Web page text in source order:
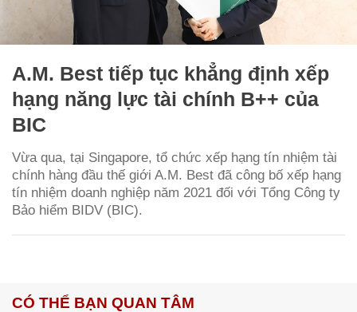
A.M. Best tiếp tục khẳng định xếp
hạng năng lực tài chính B++ của
BIC
Vừa qua, tại Singapore, tổ chức xếp hạng tín nhiệm tài
chính hàng đầu thế giới A.M. Best đã công bố xếp hạng
tín nhiệm doanh nghiệp năm 2021 đối với Tổng Công ty
Bảo hiểm BIDV (BIC).
CÓ THỂ BẠN QUAN TÂM